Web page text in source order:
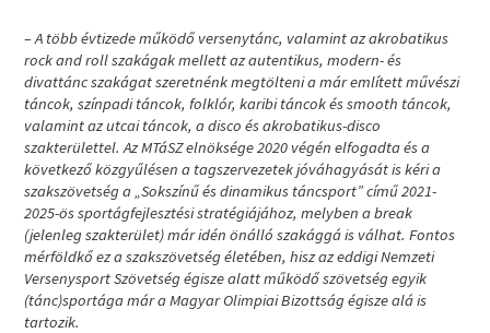
– A több évtizede működő versenytánc, valamint az akrobatikus
rock and roll szakágak mellett az autentikus, modern- és
divattánc szakágat szeretnénk megtölteni a már említett művészi
táncok, színpadi táncok, folklór, karibi táncok és smooth táncok,
valamint az utcai táncok, a disco és akrobatikus-disco
szakterülettel. Az MTáSZ elnöksége 2020 végén elfogadta és a
következő közgyűlésen a tagszervezetek jóváhagyását is kéri a
szakszövetség a „Sokszínű és dinamikus táncsport” című 2021-
2025-ös sportágfejlesztési stratégiájához, melyben a break
(jelenleg szakterület) már idén önálló szakággá is válhat. Fontos
mérföldkő ez a szakszövetség életében, hisz az eddigi Nemzeti
Versenysport Szövetség égisze alatt működő szövetség egyik
(tánc)sportága már a Magyar Olimpiai Bizottság égisze alá is
tartozik.